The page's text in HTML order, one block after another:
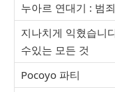
누아르 연대기 : 범
지나치게 익혔습니
수있는 모든 것
Pocoyo 파티